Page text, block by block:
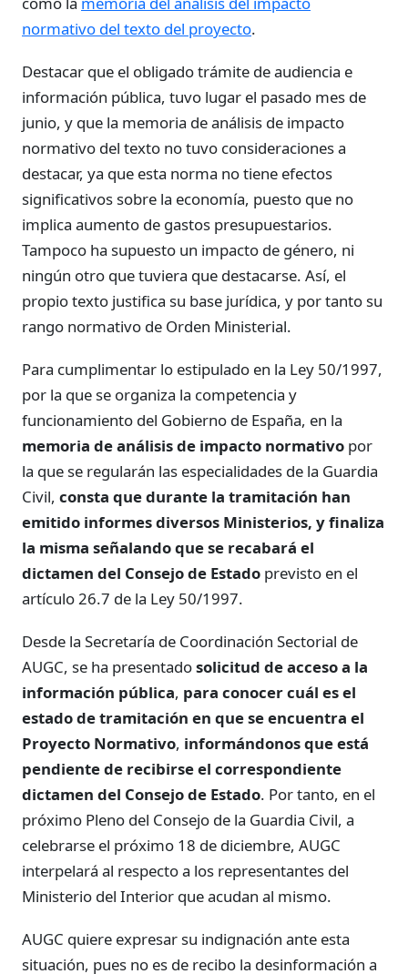
normativo del texto del proyecto.
Destacar que el obligado trámite de audiencia e
información pública, tuvo lugar el pasado mes de
junio, y que la memoria de análisis de impacto
normativo del texto no tuvo consideraciones a
destacar, ya que esta norma no tiene efectos
significativos sobre la economía, puesto que no
implica aumento de gastos presupuestarios.
Tampoco ha supuesto un impacto de género, ni
ningún otro que tuviera que destacarse. Así, el
propio texto justifica su base jurídica, y por tanto su
rango normativo de Orden Ministerial.
Para cumplimentar lo estipulado en la Ley 50/1997,
por la que se organiza la competencia y
funcionamiento del Gobierno de España, en la
memoria de análisis de impacto normativo por
la que se regularán las especialidades de la Guardia
Civil, consta que durante la tramitación han
emitido informes diversos Ministerios, y finaliza
la misma señalando que se recabará el
dictamen del Consejo de Estado previsto en el
artículo 26.7 de la Ley 50/1997.
Desde la Secretaría de Coordinación Sectorial de
AUGC, se ha presentadosolicitud de acceso a la
información pública, para conocer cuál es el
estado de tramitación en que se encuentra el
Proyecto Normativo, informándonos que está
pendiente de recibirse el correspondiente
dictamen del Consejo de Estado. Por tanto, en el
próximo Pleno del Consejo de la Guardia Civil, a
celebrarse el próximo 18 de diciembre, AUGC
interpelará al respecto a los representantes del
Ministerio del Interior que acudan al mismo.
AUGC quiere expresar su indignación ante esta
situación, pues no es de recibo la desinformación a